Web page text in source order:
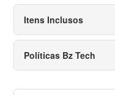
Itens Inclusos
Políticas Bz Tech